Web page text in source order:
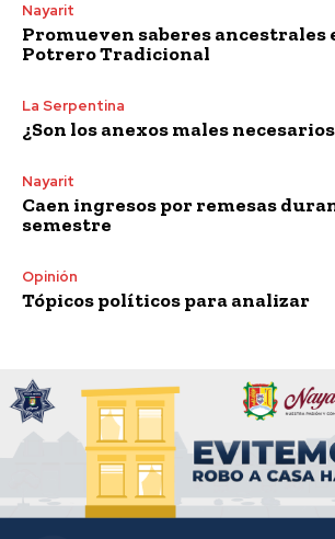
Nayarit
Promueven saberes ancestrales
Potrero Tradicional
La Serpentina
¿Son los anexos males
Nayarit
Caen ingresos por remesas
semestre
Opinión
Tópicos políticos para analizar